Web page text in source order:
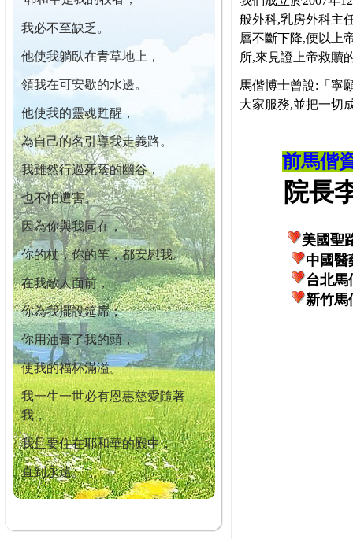
我必不至缺乏。
他使我躺臥在青草地上，
領我在可安歇的水邊。
他使我的靈魂甦醒，
為自己的名引導我走義路。
我雖然行過死蔭的幽谷，
也不怕遭害。
因為你與我同在，
你的杖，你的竿，都安慰我。
在我敵人面前，
你為我擺設筵席；
你用油膏了我的頭，
使我的福杯滿溢。
我一生一世必有恩惠慈愛隨著
我，
我且要住在耶和華的殿中，
直到永遠。
般外科,乳房外科主
層不斷下降,便以上
所,來見證上帝救贖
馬偕博士曾說:「寧
大家服務,並把一切
前馬偕
院長李
美國聖
中國醫
台北馬
新竹馬